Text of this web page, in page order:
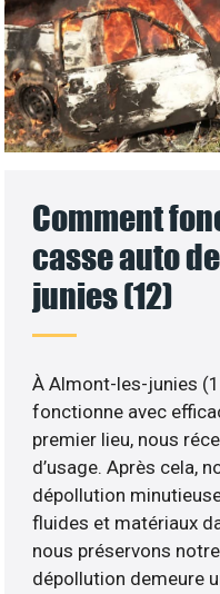
Comment
casse auto
junies (12)
À Almont-les-junies
fonctionne avec
premier lieu, nous
d’usage. Après cela,
dépollution
fluides et matériaux
nous préservons
dépollution demeure